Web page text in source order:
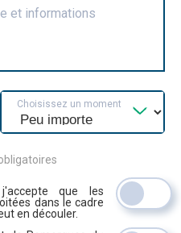
et informations
Choisissez un moment
que les
dans le cadre
en découler.